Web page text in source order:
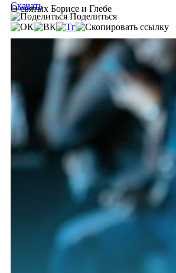
О святых Борисе и Глебе
Скачать
Поделиться